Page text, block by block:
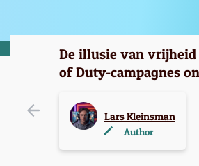
De illusie van vrijheid
of Duty-campagnes
Lars Kleinsman
Author